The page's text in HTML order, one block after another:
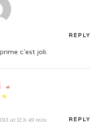
REPLY
c'est joli.
at 12 h 49 min REPLY